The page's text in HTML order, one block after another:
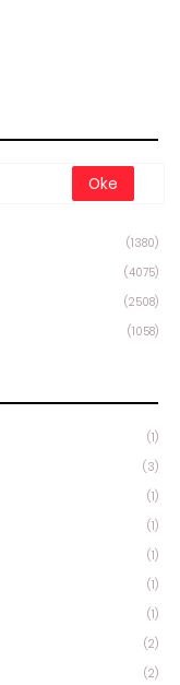
(1380)
(4075)
(2508)
(1058)
(1)
(3)
(1)
(1)
(1)
(1)
(1)
(2)
(2)